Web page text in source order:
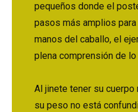
pequeños donde el
pasos más amplios
manos del caballo, el
plena comprensión de
Al jinete tener su cuerpo
su peso no está